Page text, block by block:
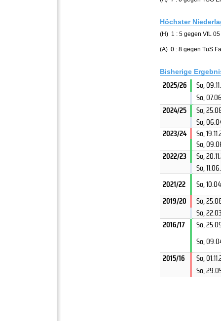
Höchster
(H) 1 : 5 gegen VfL
(A) 0 : 8 gegen TuS
Bisherige
2025/26
So,
So,
2024/25
So,
So,
2023/24
So,
So,
2022/23
So,
So,
2021/22
So,
2019/20
So,
So,
2016/17
So,
So,
2015/16
So,
So,